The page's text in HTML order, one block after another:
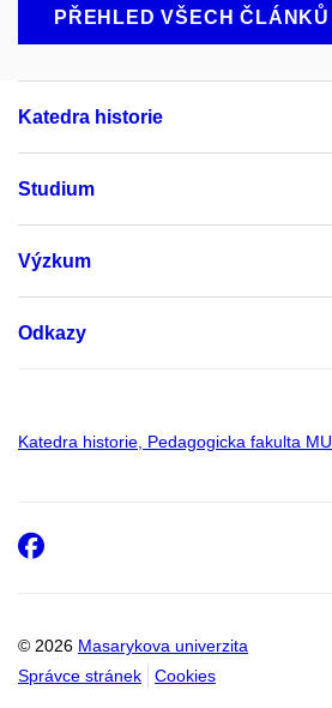
PŘEHLED VŠECH ČLÁNKŮ
Katedra historie
Studium
Výzkum
Odkazy
Katedra historie, Pedagogicka fakulta MU
© 2026 Masarykova univerzita
Správce stránek
Cookies
Facebook